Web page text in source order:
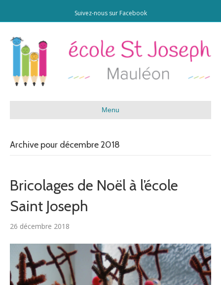
Suivez-nous sur Facebook
Menu
Archive pour décembre 2018
Bricolages de Noël à l’école
Saint Joseph
26 décembre 2018